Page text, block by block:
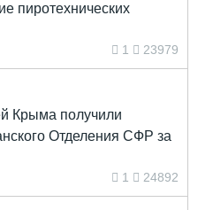
пиротехнических
1 23979
Крыма получили
Отделения СФР за
1 24892